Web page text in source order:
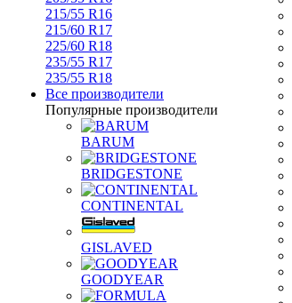
215/55 R16
215/60 R17
225/60 R18
235/55 R17
235/55 R18
Все производители
Популярные производители
BARUM
BRIDGESTONE
CONTINENTAL
GISLAVED
GOODYEAR